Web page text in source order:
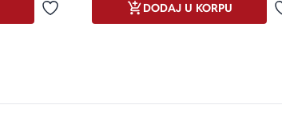
Dodaj u omiljeneDODAJ U KORPU